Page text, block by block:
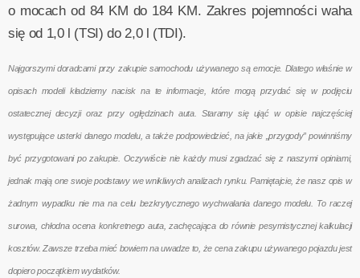
o mocach od 84 KM do 184 KM. Zakres pojemności waha
się od 1,0 l (TSI) do 2,0 l (TDI).
Najgorszymi doradcami przy zakupie samochodu używanego są emocje. Dlatego właśnie w
opisach modeli kładziemy nacisk na te informacje, które mogą przydać się w podjęciu
ostatecznej decyzji oraz przy oględzinach auta. Staramy się ująć w opisie najczęściej
występujące usterki danego modelu, a także podpowiedzieć, na jakie „przygody” powinniśmy
być przygotowani po zakupie. Oczywiście nie każdy musi zgadzać się z naszymi opiniami,
jednak mają one swoje podstawy we wnikliwych analizach rynku. Pamiętajcie, że nasz opis w
żadnym wypadku nie ma na celu bezkrytycznego wychwalania danego modelu. To raczej
surowa, chłodna ocena konkretnego auta, zachęcająca do równie pesymistycznej kalkulacji
kosztów. Zawsze trzeba mieć bowiem na uwadze to, że cena zakupu używanego pojazdu jest
dopiero początkiem wydatków.